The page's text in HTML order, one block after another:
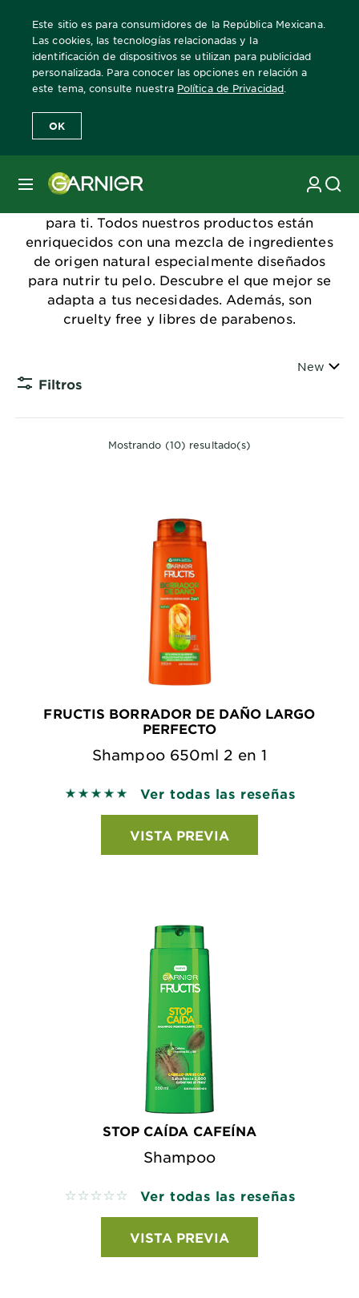
Este sitio es para consumidores de la República Mexicana.
Las cookies, las tecnologías relacionadas y la
identificación de dispositivos se utilizan para publicidad
personalizada. Para conocer las opciones en relación a
este tema, consulte nuestra Política de Privacidad
OK
MENÚ
Home Fructis
Shampoo 2 en 1 Fructis| Garnier
para ti. Todos nuestros productos están
enriquecidos con una mezcla de ingredientes
de origen natural especialmente diseñados
para nutrir tu pelo. Descubre el que mejor se
adapta a tus necesidades. Además, son
cruelty free y libres de parabenos.
Filtros
New
Mostrando (10) resultado(s)
FRUCTIS BORRADOR DE DAÑO LARGO
PERFECTO
Shampoo 650ml 2 en 1
5 out of 5 stars based on reviews
Ver todas las reseñas
VISTA PREVIA
STOP CAÍDA CAFEÍNA
Shampoo
No reviews Ver todas las reseñas
VISTA PREVIA